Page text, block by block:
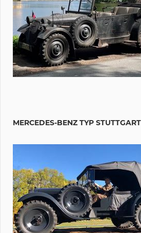
MERCEDES-BENZ TYP